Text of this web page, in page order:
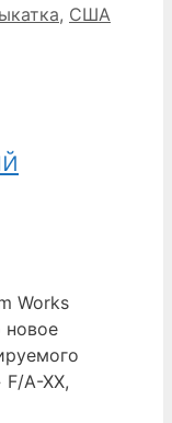
, США
Works
новое
A-XX,